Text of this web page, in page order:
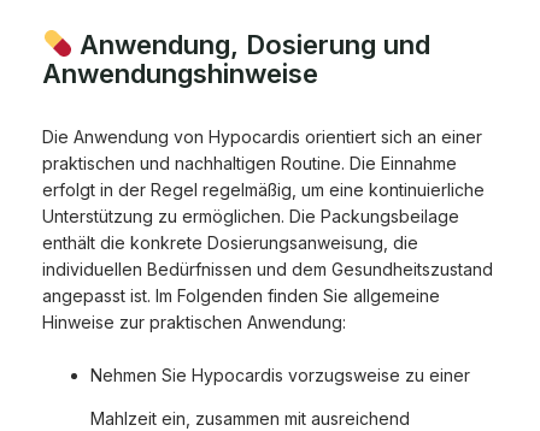
Anwendung, Dosierung und
Anwendungshinweise
Die Anwendung von Hypocardis orientiert sich an einer
praktischen und nachhaltigen Routine. Die Einnahme
erfolgt in der Regel regelmäßig, um eine kontinuierliche
Unterstützung zu ermöglichen. Die Packungsbeilage
enthält die konkrete Dosierungsanweisung, die
individuellen Bedürfnissen und dem Gesundheitszustand
angepasst ist. Im Folgenden finden Sie allgemeine
Hinweise zur praktischen Anwendung:
Nehmen Sie Hypocardis vorzugsweise zu einer
Mahlzeit ein, zusammen mit ausreichend